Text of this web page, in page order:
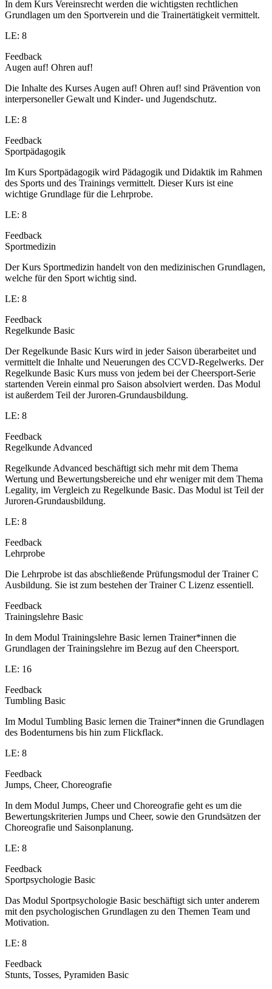
In dem Kurs Vereinsrecht werden die wichtigsten rechtlichen
Grundlagen um den Sportverein und die Trainertätigkeit vermittelt.
LE: 8
Feedback
Augen auf! Ohren auf!
Die Inhalte des Kurses Augen auf! Ohren auf! sind Prävention von
interpersoneller Gewalt und Kinder- und Jugendschutz.
LE: 8
Feedback
Sportpädagogik
Im Kurs Sportpädagogik wird Pädagogik und Didaktik im Rahmen
des Sports und des Trainings vermittelt. Dieser Kurs ist eine
wichtige Grundlage für die Lehrprobe.
LE: 8
Feedback
Sportmedizin
Der Kurs Sportmedizin handelt von den medizinischen Grundlagen,
welche für den Sport wichtig sind.
LE: 8
Feedback
Regelkunde Basic
Der Regelkunde Basic Kurs wird in jeder Saison überarbeitet und
vermittelt die Inhalte und Neuerungen des CCVD-Regelwerks. Der
Regelkunde Basic Kurs muss von jedem bei der Cheersport-Serie
startenden Verein einmal pro Saison absolviert werden. Das Modul
ist außerdem Teil der Juroren-Grundausbildung.
LE: 8
Feedback
Regelkunde Advanced
Regelkunde Advanced beschäftigt sich mehr mit dem Thema
Wertung und Bewertungsbereiche und ehr weniger mit dem Thema
Legality, im Vergleich zu Regelkunde Basic. Das Modul ist Teil der
Juroren-Grundausbildung.
LE: 8
Feedback
Lehrprobe
Die Lehrprobe ist das abschließende Prüfungsmodul der Trainer C
Ausbildung. Sie ist zum bestehen der Trainer C Lizenz essentiell.
Feedback
Trainingslehre Basic
In dem Modul Trainingslehre Basic lernen Trainer*innen die
Grundlagen der Trainingslehre im Bezug auf den Cheersport.
LE: 16
Feedback
Tumbling Basic
Im Modul Tumbling Basic lernen die Trainer*innen die Grundlagen
des Bodenturnens bis hin zum Flickflack.
LE: 8
Feedback
Jumps, Cheer, Choreografie
In dem Modul Jumps, Cheer und Choreografie geht es um die
Bewertungskriterien Jumps und Cheer, sowie den Grundsätzen der
Choreografie und Saisonplanung.
LE: 8
Feedback
Sportpsychologie Basic
Das Modul Sportpsychologie Basic beschäftigt sich unter anderem
mit den psychologischen Grundlagen zu den Themen Team und
Motivation.
LE: 8
Feedback
Stunts, Tosses, Pyramiden Basic